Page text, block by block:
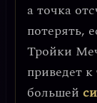
а точка
потерять,
Тройки
приведет
большей